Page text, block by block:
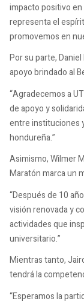
impacto positivo
representa el
promovemos en
Por su parte,
apoyo brindado al
“Agradecemos a
de apoyo y
entre instituciones
hondureña.”
Asimismo, Wilmer
Maratón marca un
“Después de 10
visión renovada y
actividades que
universitario.”
Mientras tanto,
tendrá la
“Esperamos la